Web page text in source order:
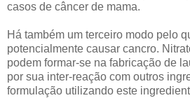
casos de câncer de mama.
Há também um terceiro modo pelo
potencialmente causar cancro.
podem formar-se na fabricação de
por sua inter-reação com outros
formulação utilizando este